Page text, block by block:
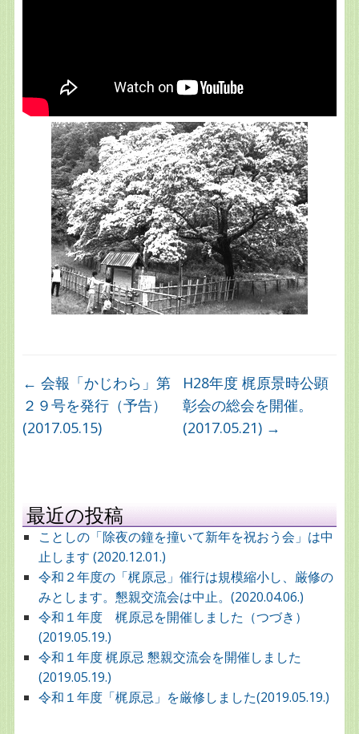
最近の投稿
ことしの「除夜の鐘を撞いて新年を祝おう会」は中
止します (2020.12.01.)
令和２年度の「梶原忌」催行は規模縮小し、厳修の
みとします。懇親交流会は中止。(2020.04.06.)
令和１年度 梶原忌を開催しました（つづき）
(2019.05.19.)
令和１年度 梶原忌 懇親交流会を開催しました
(2019.05.19.)
令和１年度「梶原忌」を厳修しました(2019.05.19.)
← 会報「かじわら」第
２９号を発行（予告）
(2017.05.15)
H28年度 梶原景時公顕
彰会の総会を開催。
(2017.05.21) →